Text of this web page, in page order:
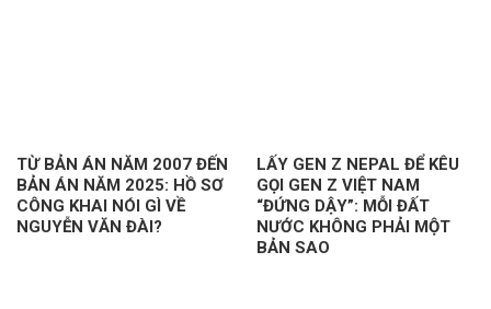
TỪ BẢN ÁN NĂM 2007 ĐẾN
BẢN ÁN NĂM 2025: HỒ SƠ
CÔNG KHAI NÓI GÌ VỀ
NGUYỄN VĂN ĐÀI?
LẤY GEN Z NEPAL ĐỂ KÊU
GỌI GEN Z VIỆT NAM
“ĐỨNG DẬY”: MỖI ĐẤT
NƯỚC KHÔNG PHẢI MỘT
BẢN SAO